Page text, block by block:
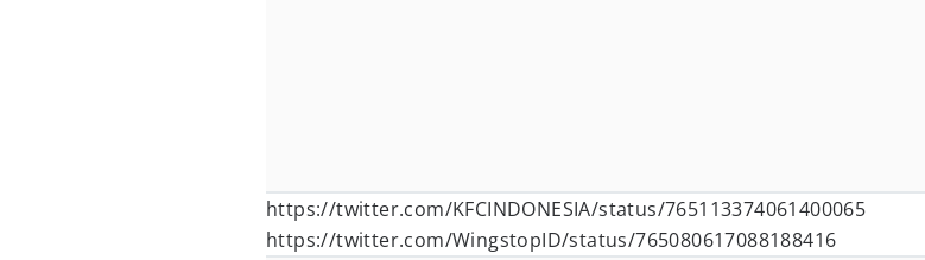
https://twitter.com/KFCINDONESIA/status/765113374061400065
https://twitter.com/WingstopID/status/765080617088188416